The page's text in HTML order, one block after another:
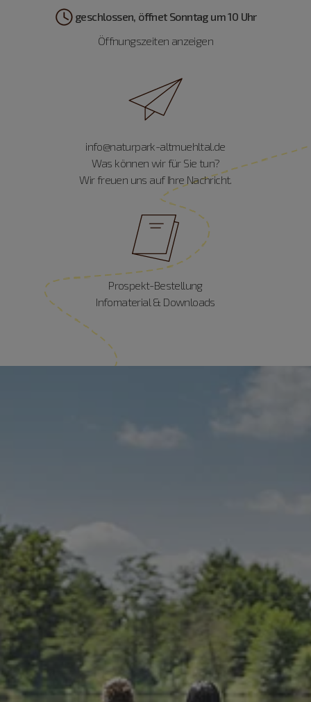
geschlossen, öffnet Sonntag um 10 Uhr
Öffnungszeiten anzeigen
info@naturpark-altmuehltal.de
Was können wir für Sie tun?
Wir freuen uns auf Ihre Nachricht.
Prospekt-Bestellung
Infomaterial & Downloads